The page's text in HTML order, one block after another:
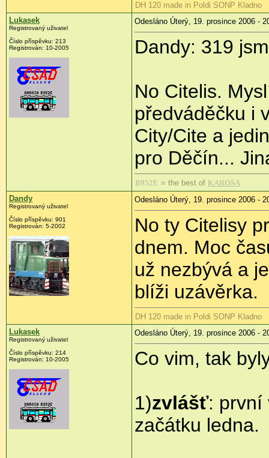
DH 120 made in Poldi SONP Kladno
Lukasek
Registrovaný uživatel
Číslo příspěvku: 213
Registrován: 10-2005
Odesláno Úterý, 19. prosince 2006 -
Dandy: 319
No Citelis.
předváděčku i
City/Cite a
pro Děčín...
B952E = the best of KAROSA
Dandy
Registrovaný uživatel
Číslo příspěvku: 901
Registrován: 5-2002
Odesláno Úterý, 19. prosince 2006 -
No ty Citelisy
dnem. Moc
už nezbývá a
blíži uzávěrka.
DH 120 made in Poldi SONP Kladno
Lukasek
Registrovaný uživatel
Číslo příspěvku: 214
Registrován: 10-2005
Odesláno Úterý, 19. prosince 2006 -
Co vim, tak
1)zvlášť: první
začátku ledna.